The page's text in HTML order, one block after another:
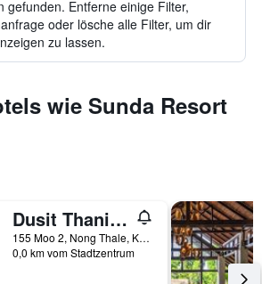
gefunden. Entferne einige Filter,
oder lösche alle Filter, um dir
zu lassen.
wie Sunda Resort
Dusit Thani Krabi Beach Resort
155 Moo 2, Nong Thale, Krabi, Thailand
0,0 km vom Stadtzentrum